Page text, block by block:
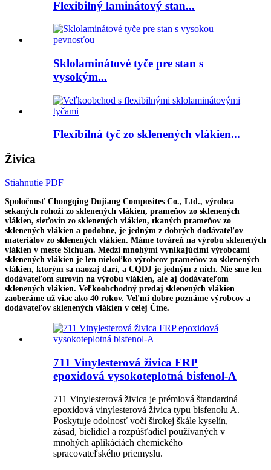
Flexibilný laminátový stan...
Sklolaminátové tyče pre stan s
vysokým...
Flexibilná tyč zo sklenených vlákien...
Živica
Stiahnutie PDF
Spoločnosť Chongqing Dujiang Composites Co., Ltd., výrobca
sekaných rohoží zo sklenených vlákien, prameňov zo sklenených
vlákien, sieťovín zo sklenených vlákien, tkaných prameňov zo
sklenených vlákien a podobne, je jedným z dobrých dodávateľov
materiálov zo sklenených vlákien. Máme továreň na výrobu sklenených
vlákien v meste Sichuan. Medzi mnohými vynikajúcimi výrobcami
sklenených vlákien je len niekoľko výrobcov prameňov zo sklenených
vlákien, ktorým sa naozaj darí, a CQDJ je jedným z nich. Nie sme len
dodávateľom surovín na výrobu vlákien, ale aj dodávateľom
sklenených vlákien. Veľkoobchodný predaj sklenených vlákien
zaoberáme už viac ako 40 rokov. Veľmi dobre poznáme výrobcov a
dodávateľov sklenených vlákien v celej Číne.
711 Vinylesterová živica FRP
epoxidová vysokoteplotná bisfenol-A
711 Vinylesterová živica je prémiová štandardná
epoxidová vinylesterová živica typu bisfenolu A.
Poskytuje odolnosť voči širokej škále kyselín,
zásad, bielidiel a rozpúšťadiel používaných v
mnohých aplikáciách chemického
spracovateľského priemyslu.